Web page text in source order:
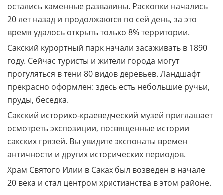
остались каменные развалины. Раскопки начались
20 лет назад и продолжаются по сей день, за это
время удалось открыть только 8% территории.
Сакский курортный парк начали засаживать в 1890
году. Сейчас туристы и жители города могут
прогуляться в тени 80 видов деревьев. Ландшафт
прекрасно оформлен: здесь есть небольшие ручьи,
пруды, беседка.
Сакский историко-краеведческий музей приглашает
осмотреть экспозиции, посвященные истории
сакских грязей. Вы увидите экспонаты времен
античности и других исторических периодов.
Храм Святого Илии в Саках был возведен в начале
20 века и стал центром христианства в этом районе.